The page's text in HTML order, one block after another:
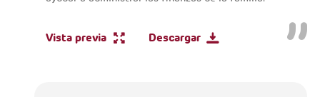
Vista previa Descargar